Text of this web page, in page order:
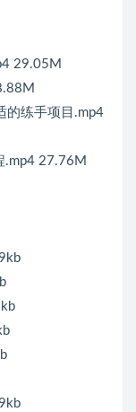
29.05M
的练手项目.mp4
.mp4 27.76M